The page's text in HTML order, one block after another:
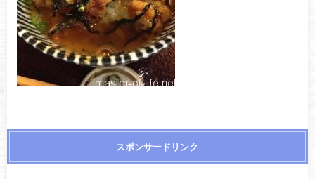
スポンサードリンク